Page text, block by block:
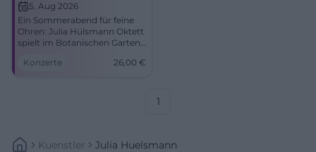
5. Aug 2026
Ein Sommerabend für feine
Ohren: Julia Hülsmann Oktett
spielt im Botanischen Garten
und große Ruhe am
Konzerte 26,00 €
1
Kuenstler Julia Huelsmann